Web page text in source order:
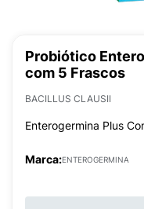
Probiótico
com 5 Frascos
BACILLUS CLAUSII
Enterogermina Plus
Marca:ENTEROGERMINA